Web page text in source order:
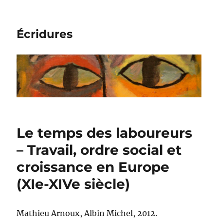
Écridures
Le temps des laboureurs
– Travail, ordre social et
croissance en Europe
(XIe-XIVe siècle)
Mathieu Arnoux, Albin Michel, 2012.